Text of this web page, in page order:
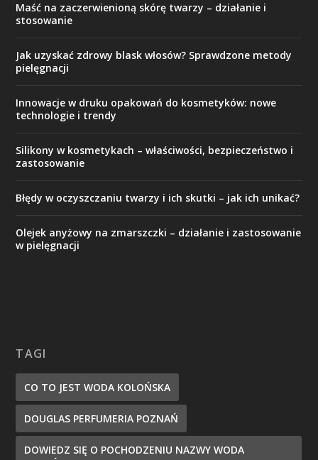
Maść na zaczerwienioną skórę twarzy – działanie i
stosowanie
Jak uzyskać zdrowy blask włosów? Sprawdzone metody
pielęgnacji
Innowacje w druku opakowań do kosmetyków: nowe
technologie i trendy
Silikony w kosmetykach – właściwości, bezpieczeństwo i
zastosowanie
Błędy w oczyszczaniu twarzy i ich skutki – jak ich unikać?
Olejek anyżowy na zmarszczki – działanie i zastosowanie
w pielęgnacji
TAGI
CO TO JEST WODA KOLOŃSKA
DOUGLAS PERFUMERIA POZNAŃ
DOWIEDZ SIĘ O POCHODZENIU NAZWY WODA